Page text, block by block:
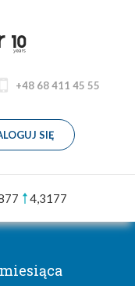
+48 68 411 45 55
SIĘ
4,3177